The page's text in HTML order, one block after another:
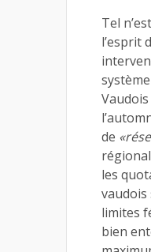
Tel
l’esprit
de
les
limites
bien